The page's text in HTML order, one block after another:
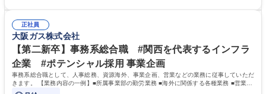
関する各種業務（経営企画、総務、人事、経理等） 募集職種 【事務系総
合職】農林中央金庫のバックオフィス業務/安定基盤/年休120日
す。 また、業務がしっかりと基準化されており、中途入社でも質問しやす
く馴染みやすい和やかな社風です。さらに、簿記やファシリティマネジャ
ーなどの資格取得に向けた費用負担や報奨金制度が非常に手厚く、成長で
きる環境です。 学歴・資格 学歴：大学院 大学 高専 短大 語学力： 資格：
日商簿記検定2級
正社員
大阪ガス株式会社
【第二新卒】事務系総合職 #関西を代表するインフラ
企業 #ポテンシャル採用 事業企画
事務系総合職として、人事総務、資源海外、事業企画、営業などの業務に従事していただ
きます。 【業務内容の一例】■所属事業部の勤労業務 ■海外に関係する各種業務 ■営業部
門の企画スタッフ、ルート営業